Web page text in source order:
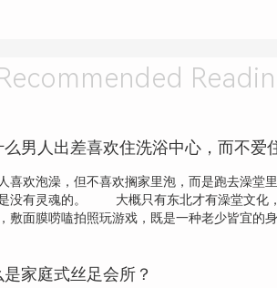
喜欢泡澡，但不喜欢搁家里泡，而是跑去澡堂
没有灵魂的。 大概只有东北才有澡堂文化
敷面膜唠嗑拍照玩游戏，既是一种老少皆宜的
是家庭式丝足会所？